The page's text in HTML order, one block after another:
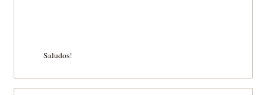
Saludos!